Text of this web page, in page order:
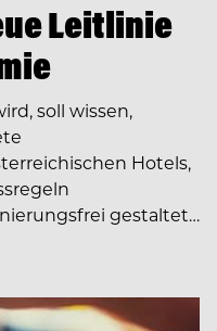
Leitlinie
soll wissen,
Hotels,
gestaltet…